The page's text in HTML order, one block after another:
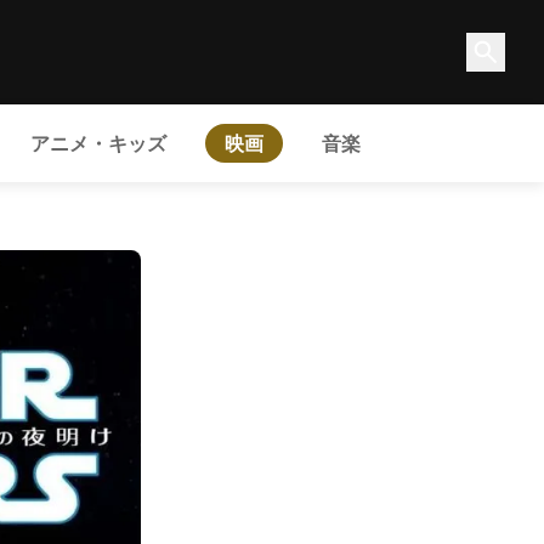
アニメ・キッズ 映画 音楽